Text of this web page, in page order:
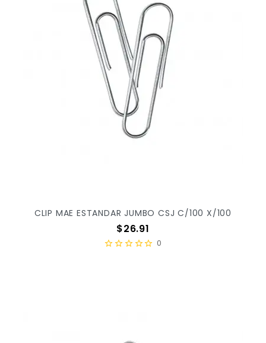
CLIP MAE ESTANDAR JUMBO CSJ C/100 X/100
Precio
$26.91
0